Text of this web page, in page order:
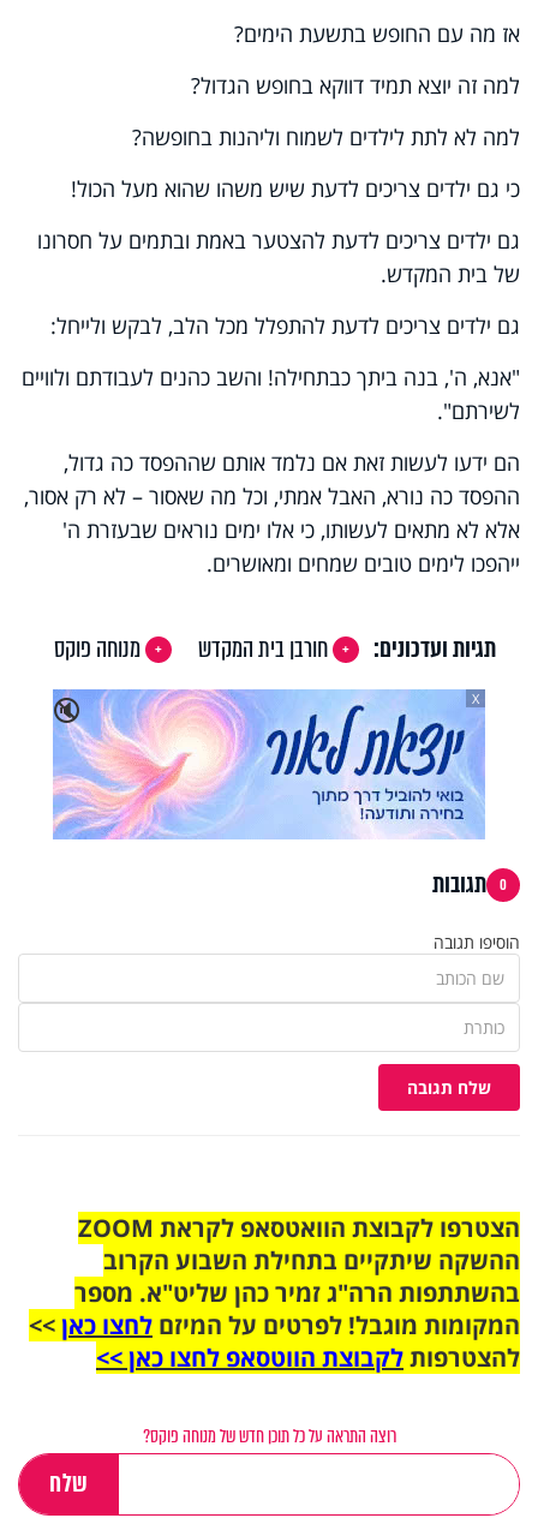
אז מה עם החופש בתשעת הימים?
למה זה יוצא תמיד דווקא בחופש הגדול?
למה לא לתת לילדים לשמוח וליהנות בחופשה?
כי גם ילדים צריכים לדעת שיש משהו שהוא מעל הכול!
גם ילדים צריכים לדעת להצטער באמת ובתמים על חסרונו
של בית המקדש.
גם ילדים צריכים לדעת להתפלל מכל הלב, לבקש ולייחל:
"אנא, ה', בנה ביתך כבתחילה! והשב כהנים לעבודתם ולוויים
לשירתם".
הם ידעו לעשות זאת אם נלמד אותם שההפסד כה גדול,
ההפסד כה נורא, האבל אמתי, וכל מה שאסור – לא רק אסור,
אלא לא מתאים לעשותו, כי אלו ימים נוראים שבעזרת ה'
ייהפכו לימים טובים שמחים ומאושרים.
תגיות ועדכונים: חורבן בית המקדש
מנוחה פוקס
🔇
X
0 תגובות
הוסיפו תגובה
שלח תגובה
הצטרפו לקבוצת הוואטסאפ לקראת ZOOM
ההשקה שיתקיים בתחילת השבוע הקרוב
בהשתתפות הרה"ג זמיר כהן שליט"א. מספר
המקומות מוגבל! לפרטים על המיזם לחצו כאן>>
להצטרפותלקבוצת הווטסאפ לחצו כאן >>
רוצה התראה על כל תוכן חדש של מנוחה פוקס?